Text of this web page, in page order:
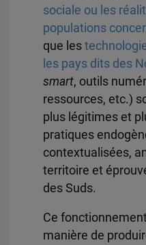
sociale ou les
populations
que les
les pays dits des
smart, outils
ressources, etc.)
plus légitimes et
pratiques
contextualisées,
territoire et
des Suds.
Ce
manière de